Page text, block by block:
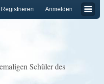
Anmelden
Registrieren
Schüler des